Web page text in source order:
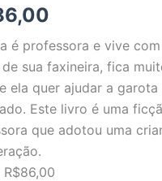
é professora e vive
sua faxineira, fica
ela quer ajudar a
Este livro é uma
que adotou uma
R$86,00